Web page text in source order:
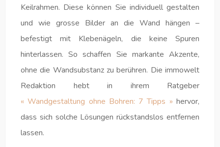
Keilrahmen. Diese können Sie individuell gestalten
und wie grosse Bilder an die Wand hängen –
befestigt mit Klebenägeln, die keine Spuren
hinterlassen. So schaffen Sie markante Akzente,
ohne die Wandsubstanz zu berühren. Die immowelt
Redaktion hebt in ihrem Ratgeber
« Wandgestaltung ohne Bohren: 7 Tipps » hervor,
dass sich solche Lösungen rückstandslos entfernen
lassen.